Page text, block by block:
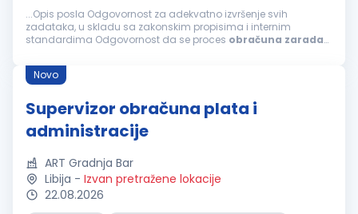
...Opis posla Odgovornost za adekvatno izvršenje svih
zadataka, u skladu sa zakonskim propisima i internim
standardima Odgovornost da se proces obračuna zarada
standardima, tačno i na vreme...
Novo
Supervizor obračuna plata i
administracije
ART Gradnja Bar
Libija - Izvan pretražene lokacije
22.08.2026